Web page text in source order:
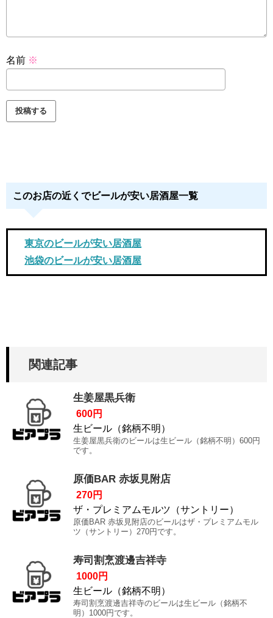
名前 ※
このお店の近くでビールが安い居酒屋一覧
東京のビールが安い居酒屋
池袋のビールが安い居酒屋
関連記事
生姜屋黒兵衛
600円
生ビール（銘柄不明）
生姜屋黒兵衛のビールは生ビール（銘柄不明）600円
です。
原価BAR 赤坂見附店
270円
ザ・プレミアムモルツ（サントリー）
原価BAR 赤坂見附店のビールはザ・プレミアムモル
ツ（サントリー）270円です。
寿司割烹渡邊吉祥寺
1000円
生ビール（銘柄不明）
寿司割烹渡邊吉祥寺のビールは生ビール（銘柄不
明）1000円です。